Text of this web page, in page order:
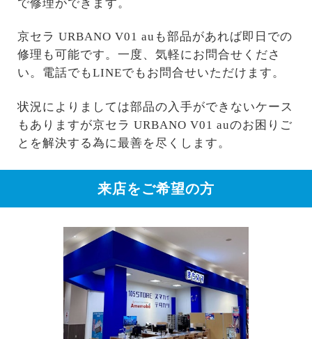
で修理ができます。
京セラ URBANO V01 auも部品があれば即日での
修理も可能です。一度、気軽にお問合せくださ
い。電話でもLINEでもお問合せいただけます。
状況によりましては部品の入手ができないケース
もありますが京セラ URBANO V01 auのお困りご
とを解決する為に最善を尽くします。
来店をご希望の方